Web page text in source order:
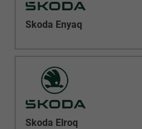
Skoda Enyaq
Skoda Elroq